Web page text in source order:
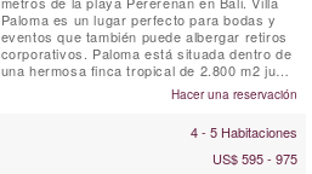
Paloma es un lugar perfecto para bodas y
eventos que también puede albergar retiros
corporativos. Paloma está situada dentro de
una hermosa finca tropical de 2.800 m2 junto
a la ribera y los arrozales.Hacer una reservación
4 - 5 Habitaciones
US$ 595 - 975